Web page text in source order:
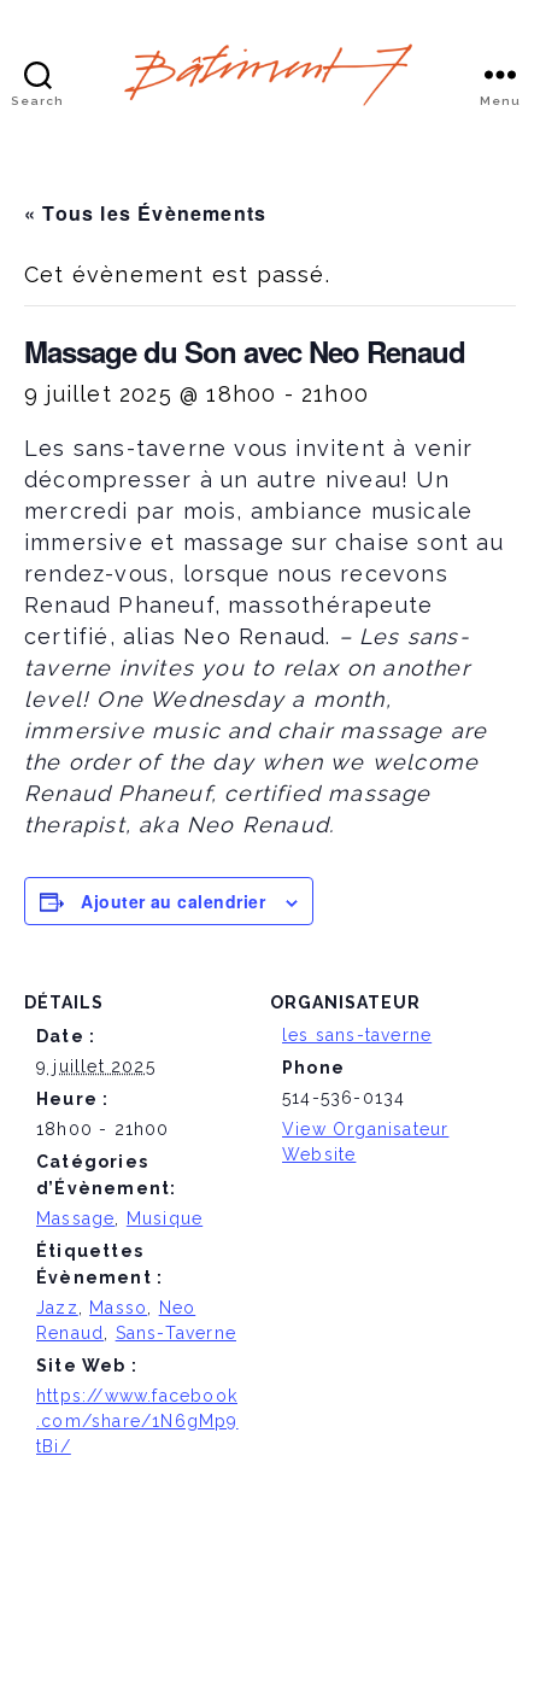
Search Menu
« Tous les Évènements
Cet évènement est passé.
Massage du Son avec Neo Renaud
9 juillet 2025 @ 18h00 - 21h00
Les sans-taverne vous invitent à venir
décompresser à un autre niveau! Un
mercredi par mois, ambiance musicale
immersive et massage sur chaise sont au
rendez-vous, lorsque nous recevons
Renaud Phaneuf, massothérapeute
certifié, alias Neo Renaud. – Les sans-
taverne invites you to relax on another
level! One Wednesday a month,
immersive music and chair massage are
the order of the day when we welcome
Renaud Phaneuf, certified massage
therapist, aka Neo Renaud.
Ajouter au calendrier
DÉTAILS
Date :
9 juillet 2025
Heure :
18h00 - 21h00
Catégories
d’Évènement:
Massage
Musique
Étiquettes
Évènement :
Jazz
Masso
Neo
Renaud
Sans-Taverne
Site Web :
https://www.facebook
.com/share/1N6gMp9
tBi/
ORGANISATEUR
les sans-taverne
Phone
514-536-0134
View Organisateur
Website